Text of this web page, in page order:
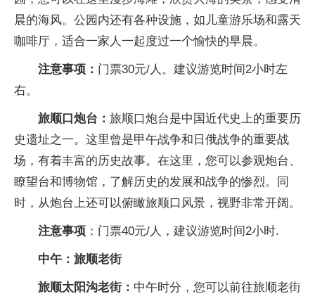
晨的海风。公园内还有各种设施，如儿童游乐场和露天
咖啡厅，适合一家人一起度过一个愉快的早晨。
注意事项： 门票30元/人。建议游览时间2小时左
右。
旅顺口炮台： 旅顺口炮台是中国近代史上的重要历
史遗址之一。这里曾是甲午战争和日俄战争的重要战
场，有着丰富的历史故事。在这里，您可以参观炮台、
瞭望台和博物馆，了解历史的发展和战争的惨烈。同
时，从炮台上还可以俯瞰旅顺口风景，视野非常开阔。
注意事项 ：门票40元/人，建议游览时间2小时.
中午：旅顺老街
旅顺太阳沟老街： 中午时分，您可以前往旅顺老街